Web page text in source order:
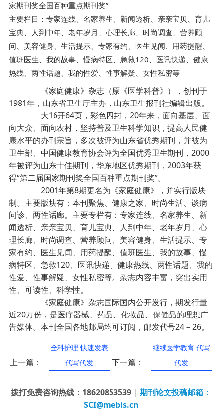
家期刊奖全国百种重点期刊奖”
主要栏目：专家连线、名家养生、新闻透析、亲亲宝贝、育儿
宝典、人到中年、老年岁月、心理长廊、时尚调查、营养顾
问、美容健身、生活提示、专家有约、医生见闻、用药提醒、
值班医生、我的故事、慢病特区、急救120、医讯快递、健康
热线、两性话题、我的性爱、性事解疑、女性私密等
《家庭健康》杂志（原《医学科普》），创刊于
1981年，山东省卫生厅主办，山东卫生报刊社编辑出版。
大16开64页，彩色四封，20年来，面向基层、面
向大众、面向农村，坚持普及卫生科学知识，提高人民健
康水平的办刊宗旨，多次被评为山东省优秀期刊，并被为
卫生部、中国健康教育协会评为全国优秀卫生期刊，2000
年被评为山东十佳期刊，华东地区优秀期刊，2003年获
得“第二届国家期刊奖全国百种重点期刊奖”。
2001年第8期更名为《家庭健康》，并实行版块
制。主要版块有：本刊聚焦、健康之家、时尚生活、谈病
问诊、两性话廊。主要专栏有：专家连线、名家养生、新
闻透析、亲亲宝贝、育儿宝典、人到中年、老年岁月、心
理长廊、时尚调查、营养顾问、美容健身、生活提示、专
家有约、医生见闻、用药提醒、值班医生、我的故事、慢
病特区、急救120、医讯快递、健康热线、两性话题、我的
性爱、性事解疑、女性私密等。杂志内容丰富，突出实用
性、可读性、科学性。
《家庭健康》杂志国际国内公开发行，期发行量
近20万份，是医疗器械、药品、化妆品、保健品的理想广
告媒体。本刊全国各地邮局均可订阅，邮发代号24－26。
上一篇：
全科护理 快速发表
代写代发
下一篇：
继续医学教育 代写
代发
拨打免费咨询热线：18620853539 | 期刊论文投稿邮箱：
SCI@mebis.cn